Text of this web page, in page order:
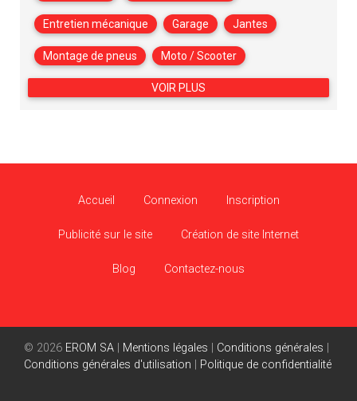
Entretien mécanique Garage Jantes
Montage de pneus Moto / Scooter
VOIR PLUS
Accueil Connexion Inscription
Publicité sur le site Création de site Internet
Blog Contactez-nous
© 2026 EROM SA Mentions légales Conditions générales
Conditions générales d'utilisation
Politique de confidentialité